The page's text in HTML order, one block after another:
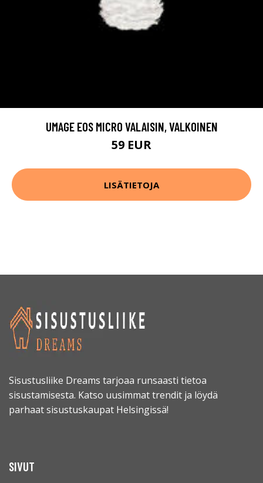
UMAGE EOS MICRO VALAISIN, VALKOINEN
59 EUR
LISÄTIETOJA
Sisustusliike Dreams tarjoaa runsaasti tietoa
sisustamisesta. Katso uusimmat trendit ja löydä
parhaat sisustuskaupat Helsingissä!
SIVUT